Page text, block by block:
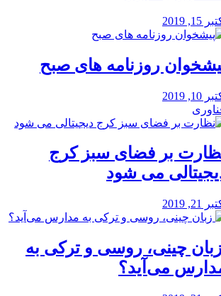
15, 2019
روزنامه های صبح
10, 2019
بر فضای سبز کرج
می شود
21, 2019
چینی، روسی و ترکی به
می‌آید؟